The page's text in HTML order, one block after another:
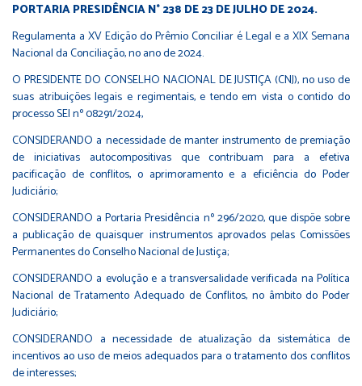
PORTARIA PRESIDÊNCIA N° 238 DE 23 DE JULHO DE 2024.
Regulamenta a XV Edição do Prêmio Conciliar é Legal e a XIX Semana
Nacional da Conciliação, no ano de 2024.
O PRESIDENTE DO CONSELHO NACIONAL DE JUSTIÇA (CNJ), no uso de
suas atribuições legais e regimentais, e tendo em vista o contido do
processo SEI nº 08291/2024,
CONSIDERANDO a necessidade de manter instrumento de premiação
de iniciativas autocompositivas que contribuam para a efetiva
pacificação de conflitos, o aprimoramento e a eficiência do Poder
Judiciário;
CONSIDERANDO a Portaria Presidência nº 296/2020, que dispõe sobre
a publicação de quaisquer instrumentos aprovados pelas Comissões
Permanentes do Conselho Nacional de Justiça;
CONSIDERANDO a evolução e a transversalidade verificada na Política
Nacional de Tratamento Adequado de Conflitos, no âmbito do Poder
Judiciário;
CONSIDERANDO a necessidade de atualização da sistemática de
incentivos ao uso de meios adequados para o tratamento dos conflitos
de interesses;